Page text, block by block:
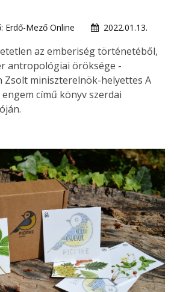
Erdő-Mező Online
2022.01.13.
az emberiség történetéből,
antropológiai öröksége -
Zsolt miniszterelnök-helyettes A
című könyv szerdai